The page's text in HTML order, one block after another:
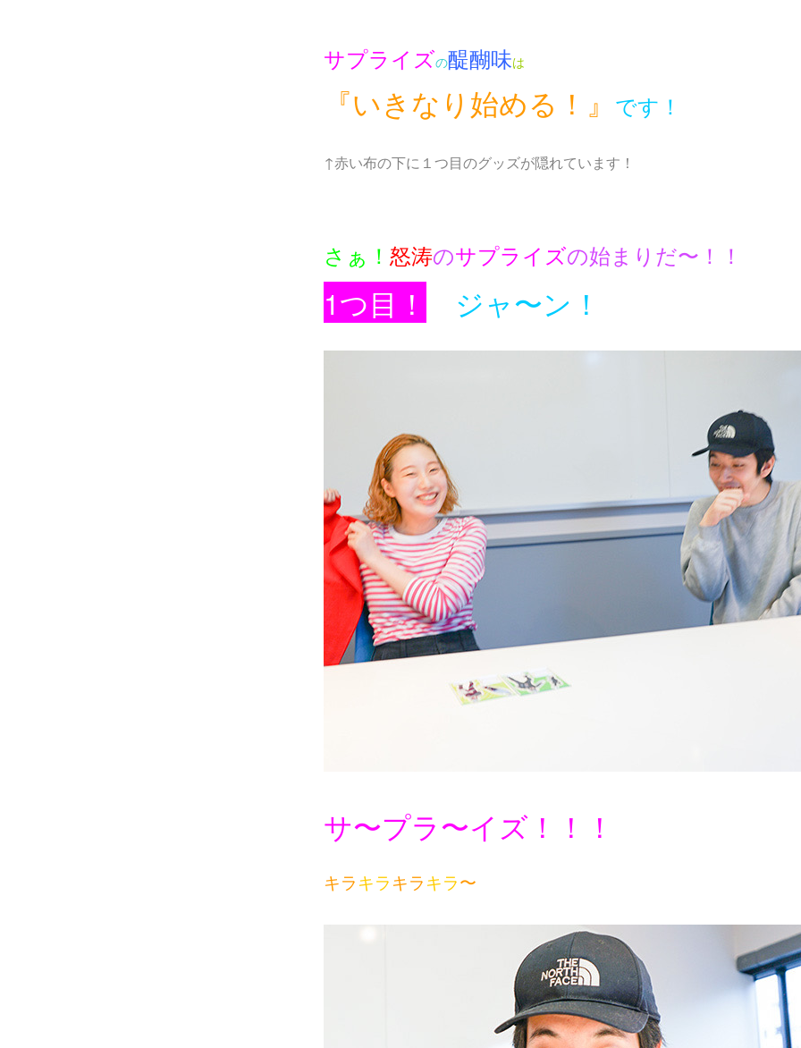
サプライズの醍醐味は
『いきなり始める！』 です ！
↑赤い布の下に１つ目のグッズが隠れています！
さぁ！ 怒涛のサプライズの始まりだ〜！！
1つ目！ ジャ〜ン！
サ〜プラ〜イズ！！！
キラキラキラキラ〜